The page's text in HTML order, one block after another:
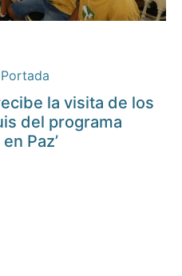
Portada
la visita de los
del programa
Paz’